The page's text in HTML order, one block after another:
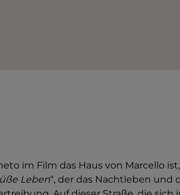
im Film das Haus von Marcello
Leben“, der das Nachtleben und